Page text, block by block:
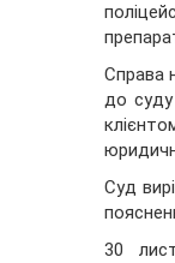
Справа
до
Суд
30